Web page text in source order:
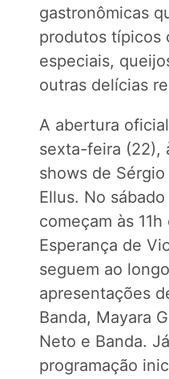
gastronômicas
produtos típicos
especiais,
outras delícias
A abertura
sexta-feira (22),
shows de
Ellus. No
começam às
Esperança de
seguem ao
apresentações
Banda, Mayara
Neto e Banda.
programação